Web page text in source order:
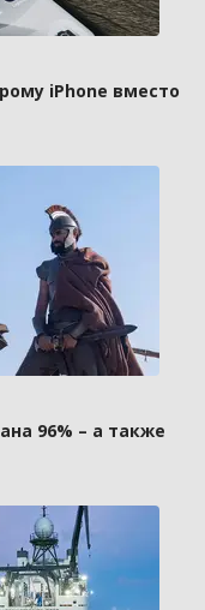
iPhone вместо
96% – а также